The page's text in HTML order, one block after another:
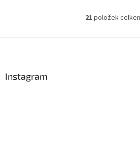
život .... Tech Jacket Má...
O
l
21položek
Instagram